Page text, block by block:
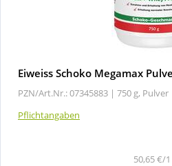
Eiweiss Schoko Megamax Pulve
PZN/Art.Nr.: 07345883 | 750 g, Pulver
Pflichtangaben
50,65 €/